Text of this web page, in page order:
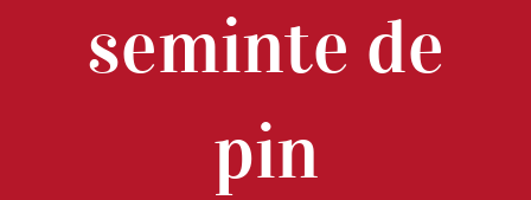
seminte de
pin